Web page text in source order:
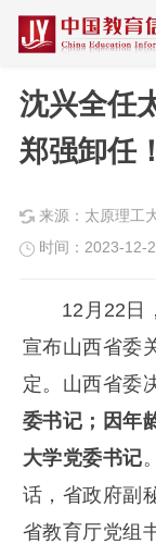
沈兴全任
郑强卸任！
来源：太原理工
时间：2023-12-
12月22日，
宣布山西省委
定。山西省委
委书记；因年
大学党委书记
话，省政府副
省教育厅党组